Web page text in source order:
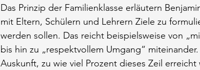
Das Prinzip der Familienklasse erläutern
mit Eltern, Schülern und Lehrern Ziele zu
werden sollen. Das reicht beispielsweise von
bis hin zu „respektvollem Umgang“
Auskunft, zu wie viel Prozent dieses Zeil